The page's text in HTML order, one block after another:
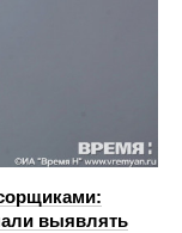
выявлять